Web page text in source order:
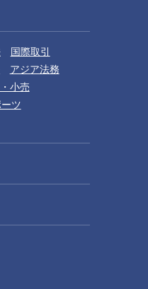
国際取引
アジア法務
小売
ツ